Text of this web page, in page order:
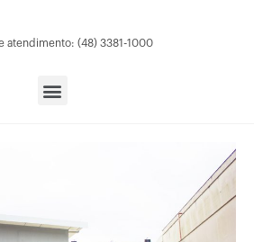
atendimento: (48) 3381-1000